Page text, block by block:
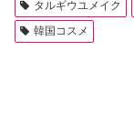
タルギウユメイク
韓国コスメ